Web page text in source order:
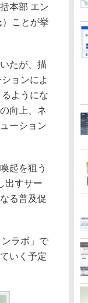
本部 エン
ことが挙
たが、描
ョンによ
ようにな
向上、ネ
ーション
起を狙う
出すサー
る普及促
ラボ」で
いく予定